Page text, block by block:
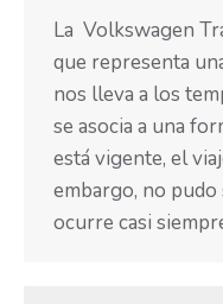
La Volkswagen
que representa
nos lleva a los
se asocia a una
está vigente, el
embargo, no pudo
ocurre casi